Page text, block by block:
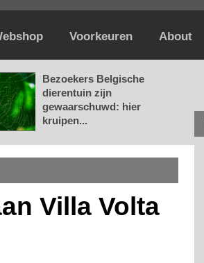
Voorkeuren About
Bezoekers Belgische
dierentuin zijn
gewaarschuwd: hier
kruipen...
Villa Volta